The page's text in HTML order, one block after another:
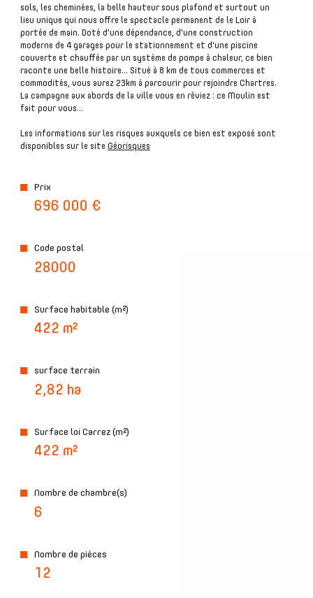
la
copropriété
le quartier
bilan
énergétique
sols, les cheminées, la belle hauteur sous plafond et surtout un
lieu unique qui nous offre le spectacle permanent de le Loir à
portée de main. Doté d'une dépendance, d'une construction
moderne de 4 garages pour le stationnement et d'une piscine
couverte et chauffée par un système de pompe à chaleur, ce bien
raconte une belle histoire... Situé à 8 km de tous commerces et
commodités, vous aurez 23km à parcourir pour rejoindre Chartres.
La campagne aux abords de la ville vous en rêviez : ce Moulin est
fait pour vous...
Les informations sur les risques auxquels ce bien est exposé sont
disponibles sur le site Géorisques
Prix
696 000 €
Code postal
28000
Surface habitable (m²)
422 m²
surface terrain
2,82 ha
Surface loi Carrez (m²)
422 m²
Nombre de chambre(s)
6
Nombre de pièces
12